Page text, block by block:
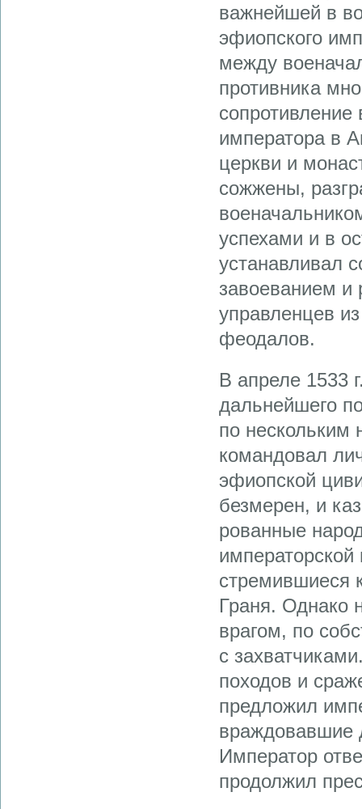
важнейшей в
эфиопского
между
противника
императора в
церкви и
сожжены,
успехами и в
устанавливал
завоеванием и
управленцев
феодалов.
В апреле 1533
дальнейшего
по
командовал
эфиопской
безмерен, и
рованные
стремившиеся
Граня. Однако
врагом, по
с
походов и
предложил
враждовавшие
Император
продолжил